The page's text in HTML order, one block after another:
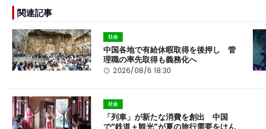
o
o
k
k
関連記事
社会
中国各地で有給休暇取得を後押し 管
理職の率先取得も義務化へ
2026/08/6 18:30
社会
「列車」が新たな消費を創出 中国
で“鉄道＋観光”が夏の旅行需要をけん